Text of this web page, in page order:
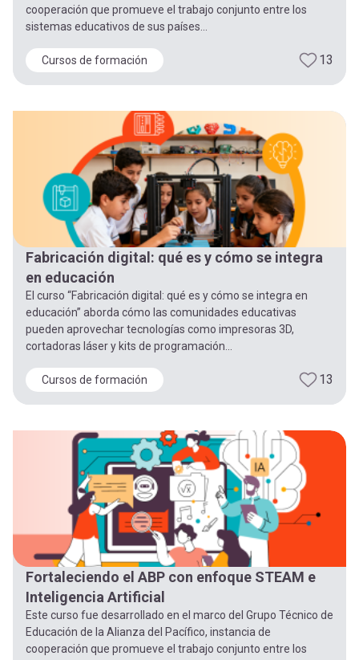
cooperación que promueve el trabajo conjunto entre los
sistemas educativos de sus países...
Cursos de formación 13
Fabricación digital: qué es y cómo se integra
en educación
El curso “Fabricación digital: qué es y cómo se integra en
educación” aborda cómo las comunidades educativas
pueden aprovechar tecnologías como impresoras 3D,
cortadoras láser y kits de programación...
Cursos de formación 13
Fortaleciendo el ABP con enfoque STEAM e
Inteligencia Artificial
Este curso fue desarrollado en el marco del Grupo Técnico de
Educación de la Alianza del Pacífico, instancia de
cooperación que promueve el trabajo conjunto entre los